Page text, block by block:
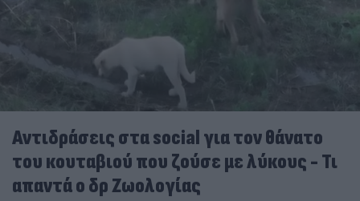
Αντιδράσεις στα social για τον θάνατο
του κουταβιού που ζούσε με λύκους - Τι
απαντά ο δρ Ζωολογίας